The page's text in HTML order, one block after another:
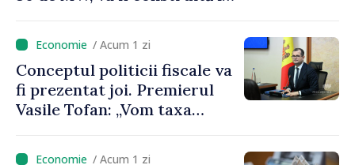
/ Acum 1 zi
Conceptul politicii fiscale va
fi prezentat joi. Premierul
Vasile Tofan: „Vom taxa
încuraja investițiile, vom
/ Acum 1 zi